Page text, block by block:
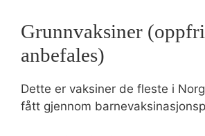
Grunnvaksiner
anbefales)
Dette er vaksiner de fleste i
fått gjennom